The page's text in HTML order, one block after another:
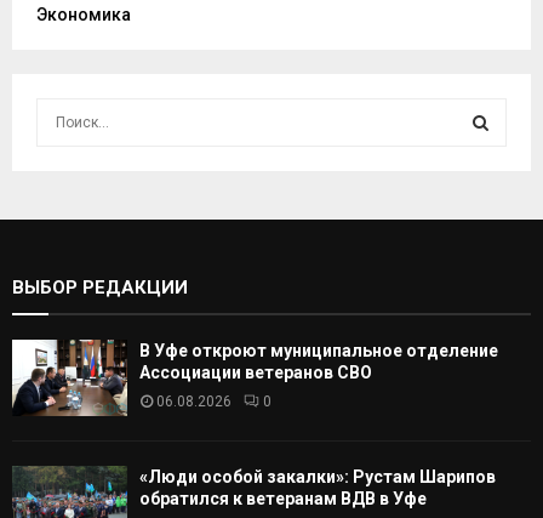
Экономика
С
А
ВЫБОР РЕДАКЦИИ
В Уфе откроют муниципальное отделение
Ассоциации ветеранов СВО
06.08.2026 0
«Люди особой закалки»: Рустам Шарипов
обратился к ветеранам ВДВ в Уфе